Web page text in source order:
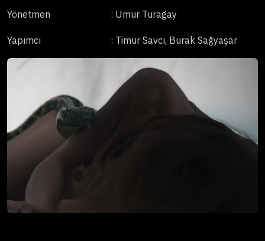
Yönetmen : Umur Turagay
Yapımcı : Timur Savcı, Burak Sağyaşar